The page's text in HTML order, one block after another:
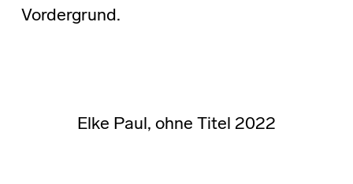
Vordergrund.
Elke Paul, ohne Titel 2022